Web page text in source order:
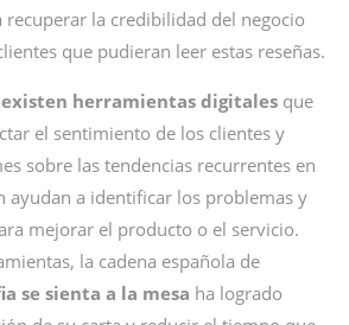
recuperar la credibilidad del negocio
que pudieran leer estas reseñas.
existen herramientas digitales que
el sentimiento de los clientes y
sobre las tendencias recurrentes en
ayudan a identificar los problemas y
mejorar el producto o el servicio.
la cadena española de
se sienta a la mesa ha logrado